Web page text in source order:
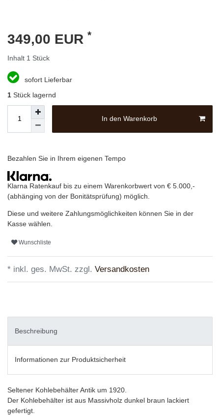
349,00 EUR *
Inhalt 1 Stück
sofort Lieferbar
1 Stück lagernd
In den Warenkorb
Bezahlen Sie in Ihrem eigenen Tempo
Klarna Ratenkauf bis zu einem Warenkorbwert von € 5.000,-
(abhänging von der Bonitätsprüfung) möglich.
Diese und weitere Zahlungsmöglichkeiten können Sie in der
Kasse wählen.
Wunschliste
* inkl. ges. MwSt. zzgl. Versandkosten
Beschreibung
Informationen zur Produktsicherheit
Seltener Kohlebehälter Antik um 1920.
Der Kohlebehälter ist aus Massivholz dunkel braun lackiert
gefertigt.